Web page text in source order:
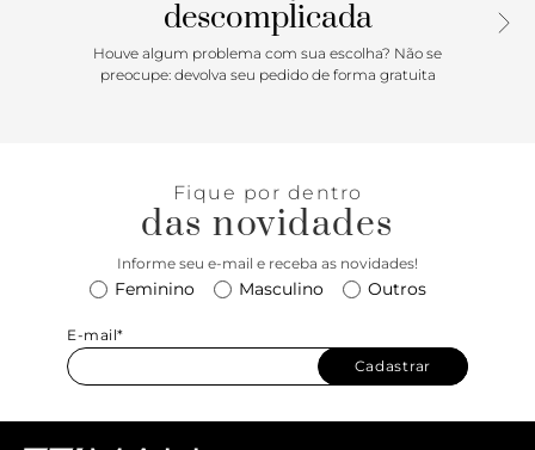
descomplicada
Houve algum problema com sua escolha? Não se
preocupe: devolva seu pedido de forma gratuita
Fique por dentro
das novidades
Informe seu e-mail e receba as novidades!
Feminino Masculino Outros
E-mail*
Cadastrar